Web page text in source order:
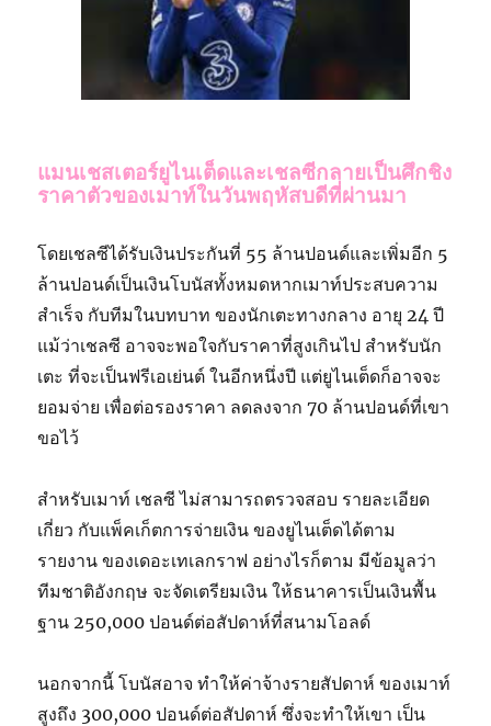
แมนเชสเตอร์ยูไนเต็ดและเชลซีกลายเป็นศึกชิง
ราคาตัวของเมาท์ในวันพฤหัสบดีที่ผ่านมา
โดยเชลซีได้รับเงินประกันที่ 55 ล้านปอนด์และเพิ่มอีก 5
ล้านปอนด์เป็นเงินโบนัสทั้งหมดหากเมาท์ประสบความ
สำเร็จ กับทีมในบทบาท ของนักเตะทางกลาง อายุ 24 ปี
แม้ว่าเชลซี อาจจะพอใจกับราคาที่สูงเกินไป สำหรับนัก
เตะ ที่จะเป็นฟรีเอเย่นต์ ในอีกหนึ่งปี แต่ยูไนเต็ดก็อาจจะ
ยอมจ่าย เพื่อต่อรองราคา ลดลงจาก 70 ล้านปอนด์ที่เขา
ขอไว้
สำหรับเมาท์ เชลซี ไม่สามารถตรวจสอบ รายละเอียด
เกี่ยว กับแพ็คเก็ตการจ่ายเงิน ของยูไนเต็ดได้ตาม
รายงาน ของเดอะเทเลกราฟ อย่างไรก็ตาม มีข้อมูลว่า
ทีมชาติอังกฤษ จะจัดเตรียมเงิน ให้ธนาคารเป็นเงินพื้น
ฐาน 250,000 ปอนด์ต่อสัปดาห์ที่สนามโอลด์
นอกจากนี้ โบนัสอาจ ทำให้ค่าจ้างรายสัปดาห์ ของเมาท์
สูงถึง 300,000 ปอนด์ต่อสัปดาห์ ซึ่งจะทำให้เขา เป็น